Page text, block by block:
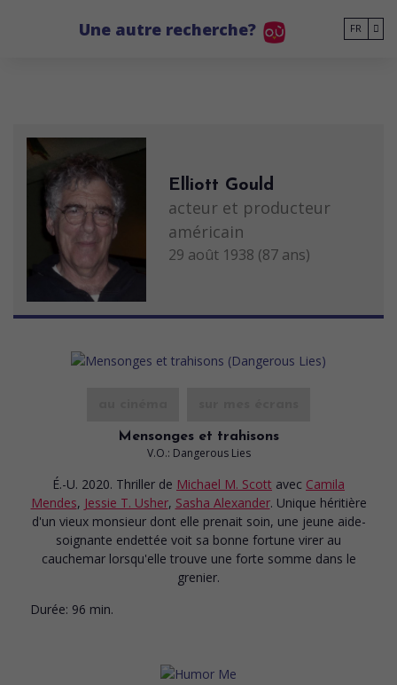
Une autre recherche? FR
Elliott Gould
acteur et producteur
américain
29 août 1938 (87 ans)
Mensonges et trahisons
V.O.: Dangerous Lies
É.-U. 2020. Thriller de Michael M. Scott avec Camila
Mendes, Jessie T. Usher, Sasha Alexander. Unique héritière
d'un vieux monsieur dont elle prenait soin, une jeune aide-
soignante endettée voit sa bonne fortune virer au
cauchemar lorsqu'elle trouve une forte somme dans le
grenier.
Durée: 96 min.